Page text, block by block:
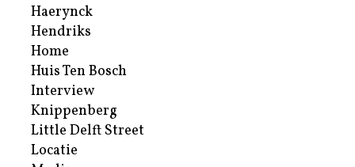
Haerynck
Hendriks
Home
Huis Ten Bosch
Interview
Knippenberg
Little Delft Street
Locatie